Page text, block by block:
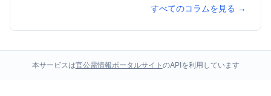
すべてのコラムを見る →
本サービスは官公需情報ポータルサイト のAPIを利用しています